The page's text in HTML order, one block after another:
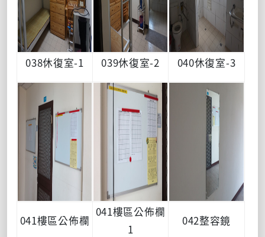
038休復室-1 039休復室-2 040休復室-3
041樓區公佈欄
041樓區公佈欄
1
042整容鏡